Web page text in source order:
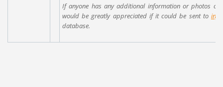
If anyone has any additional information or photos
would be greatly appreciated if it could be sent to
database.